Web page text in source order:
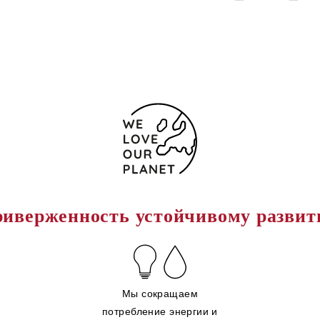
устойчивому
Мы сокращаем
потребление энергии и